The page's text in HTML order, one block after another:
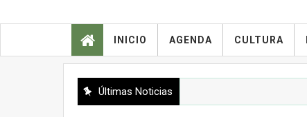
INICIO AGENDA CULTURA
Últimas Noticias